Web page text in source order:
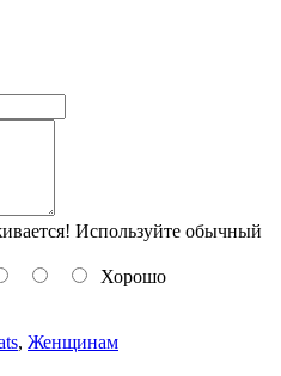
Используйте обычный
Хорошо
, Женщинам